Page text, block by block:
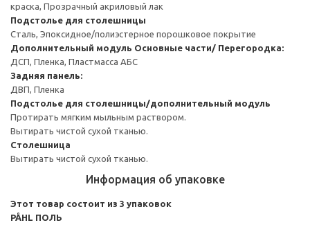
краска, Прозрачный акриловый лак
Подстолье для столешницы
Сталь, Эпоксидное/полиэстерное порошковое покрытие
Дополнительный модуль Основные части/ Перегородка:
ДСП, Пленка, Пластмасса АБС
Задняя панель:
ДВП, Пленка
Подстолье для столешницы/дополнительный модуль
Протирать мягким мыльным раствором.
Вытирать чистой сухой тканью.
Столешница
Вытирать чистой сухой тканью.
Информация об упаковке
Этот товар состоит из 3 упаковок
PÅHL ПОЛЬ